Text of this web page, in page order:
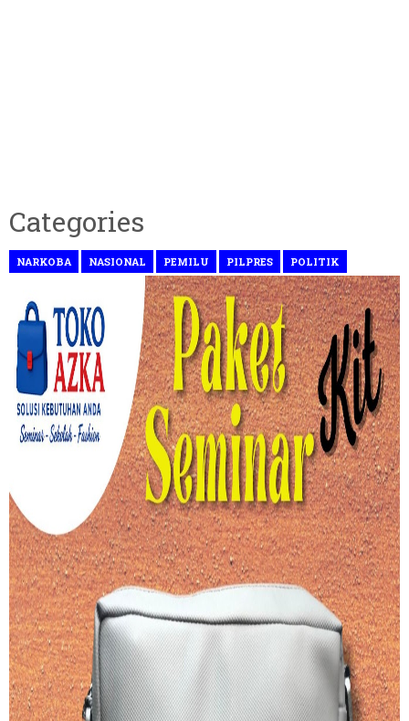
Categories
NARKOBA NASIONAL PEMILU PILPRES POLITIK